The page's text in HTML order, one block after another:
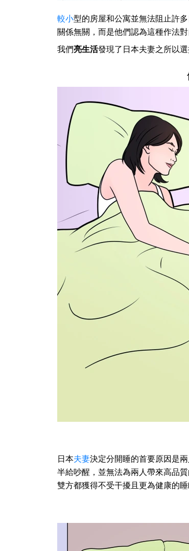
較小型的房屋和公寓並無法阻止許
關係無關，而是他們認為這種作法對
我們亮生活發現了日本夫妻之所以
日本夫妻決定分開睡的首要原因是
半給吵醒，並無法為兩人帶來高品
雙方都獲得不受干擾且更為健康的睡